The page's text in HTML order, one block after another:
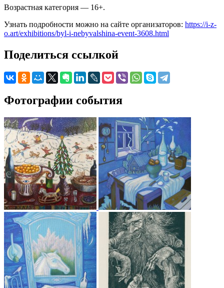
Возрастная категория — 16+.
Узнать подробности можно на сайте организаторов: https://i-z-
o.art/exhibitions/byl-i-nebyvalshina-event-3608.html
Поделиться ссылкой
Фотографии события